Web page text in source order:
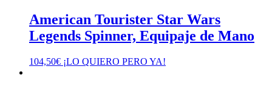
American Tourister Star Wars
Legends Spinner, Equipaje de Mano
104,50€ ¡LO QUIERO PERO YA!